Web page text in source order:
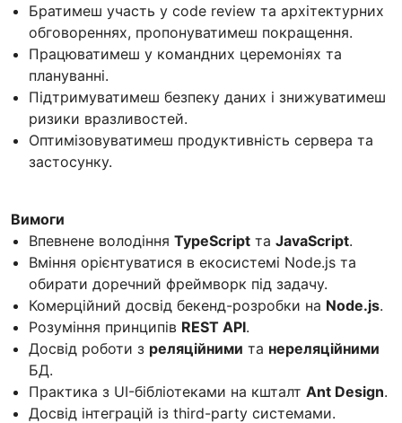
Братимеш участь у code review та архітектурних
обговореннях, пропонуватимеш покращення.
Працюватимеш у командних церемоніях та
плануванні.
Підтримуватимеш безпеку даних і знижуватимеш
ризики вразливостей.
Оптимізовуватимеш продуктивність сервера та
застосунку.
Вимоги
Впевнене володіння TypeScript та JavaScript.
Вміння орієнтуватися в екосистемі Node.js та
обирати доречний фреймворк під задачу.
Комерційний досвід бекенд-розробки на Node.js.
Розуміння принципів REST API.
Досвід роботи з реляційними та нереляційними
БД.
Практика з UI-бібліотеками на кшталт Ant Design.
Досвід інтеграцій із third-party системами.